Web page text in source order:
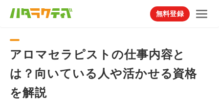
無料登録
アロマセラピストの仕事内容と
は？向いている人や活かせる資格
を解説